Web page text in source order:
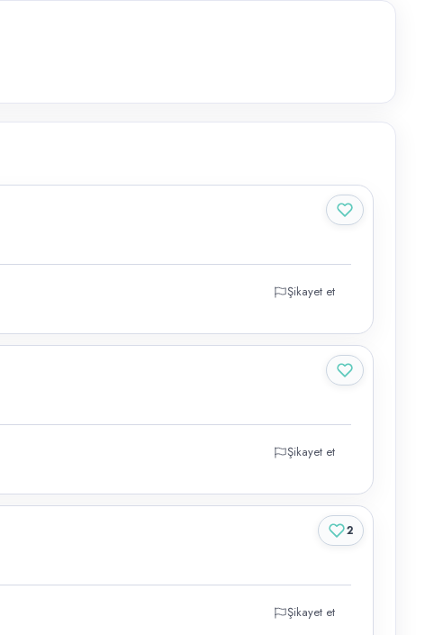
Şikayet et
Şikayet et
Şikayet et
2